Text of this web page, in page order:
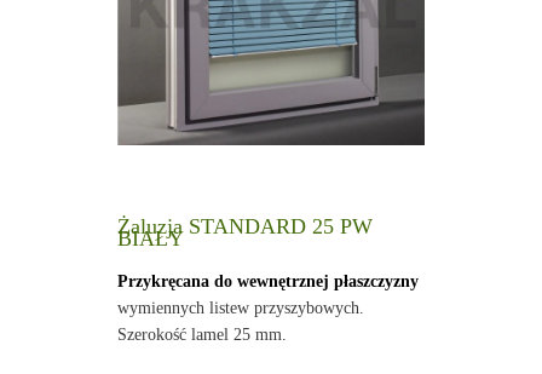
Żaluzja STANDARD 25 PW
BIAŁY
Przykręcana do wewnętrznej płaszczyzny
wymiennych listew przyszybowych.
Szerokość lamel 25 mm.